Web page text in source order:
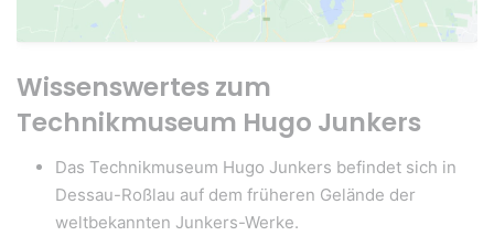
Wissenswertes zum
Technikmuseum Hugo Junkers
Das Technikmuseum Hugo Junkers befindet sich in
Dessau-Roßlau auf dem früheren Gelände der
weltbekannten Junkers-Werke.